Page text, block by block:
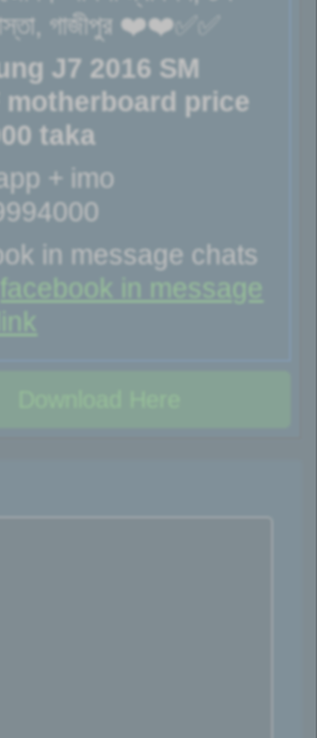
গাজীপুর ❤️❤️✅✅
J7 2016 SM
motherboard price
taka
+ imo
in message chats
facebook in message